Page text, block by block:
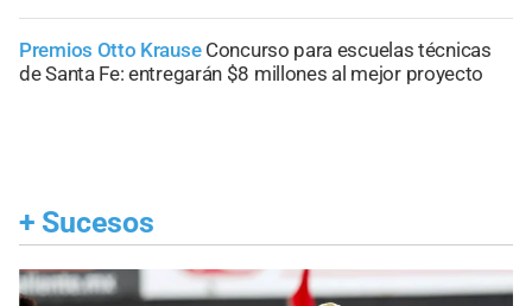
Premios Otto Krause Concurso para escuelas técnicas
de Santa Fe: entregarán $8 millones al mejor proyecto
+ Sucesos